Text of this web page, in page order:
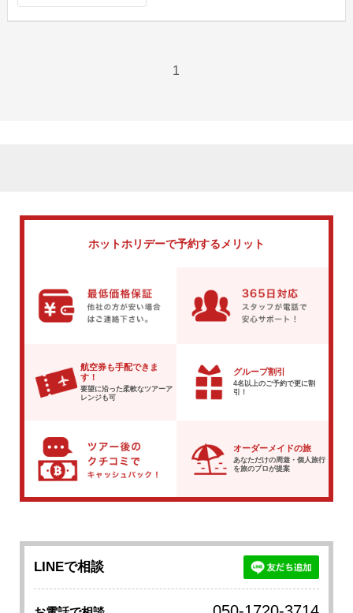
1
ホットホリデーで予約するメリット
航空券も手配できま
す！
要望に沿った柔軟なツアーア
レンジも可
グループ割引
4名以上のご予約で更に割
引！
オーダーメイドの旅
あなただけの周遊・個人旅行
を旅のプロが提案
LINEで相談